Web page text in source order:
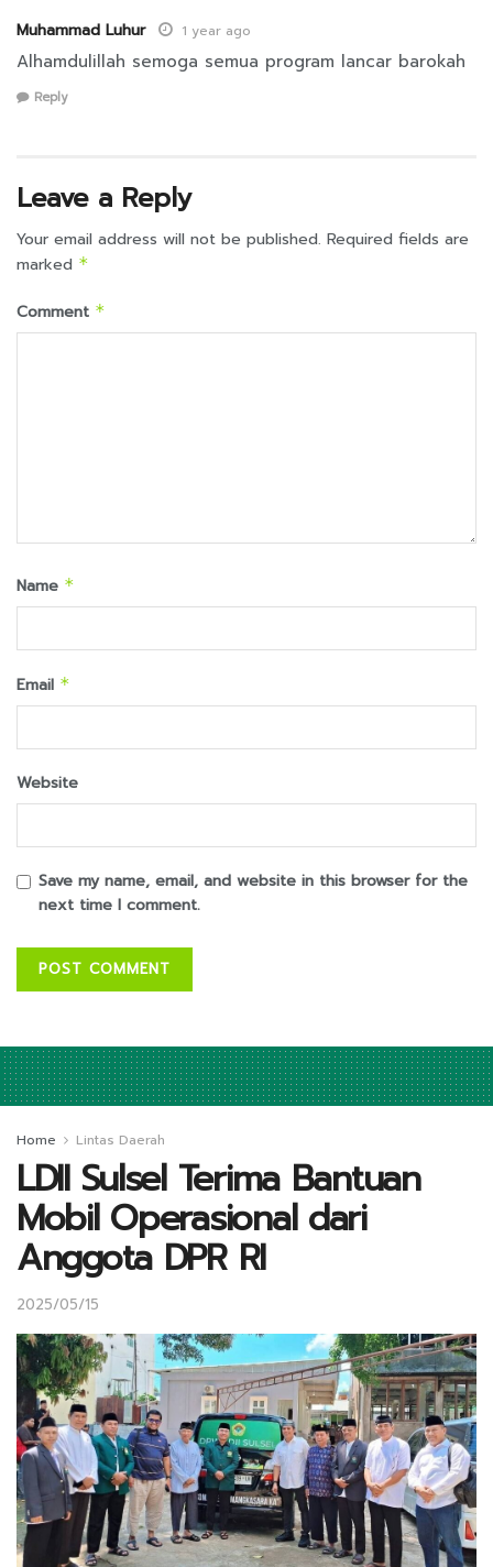
Muhammad Luhur 1 year ago
Alhamdulillah semoga semua program lancar barokah
Reply
Leave a Reply
Your email address will not be published. Required fields are
marked *
Comment *
Name *
Email *
Website
Save my name, email, and website in this browser for the
next time I comment.
Home Lintas Daerah
LDII Sulsel Terima Bantuan
Mobil Operasional dari
Anggota DPR RI
2025/05/15